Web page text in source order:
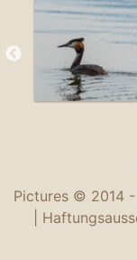
Pictures © 2014 -